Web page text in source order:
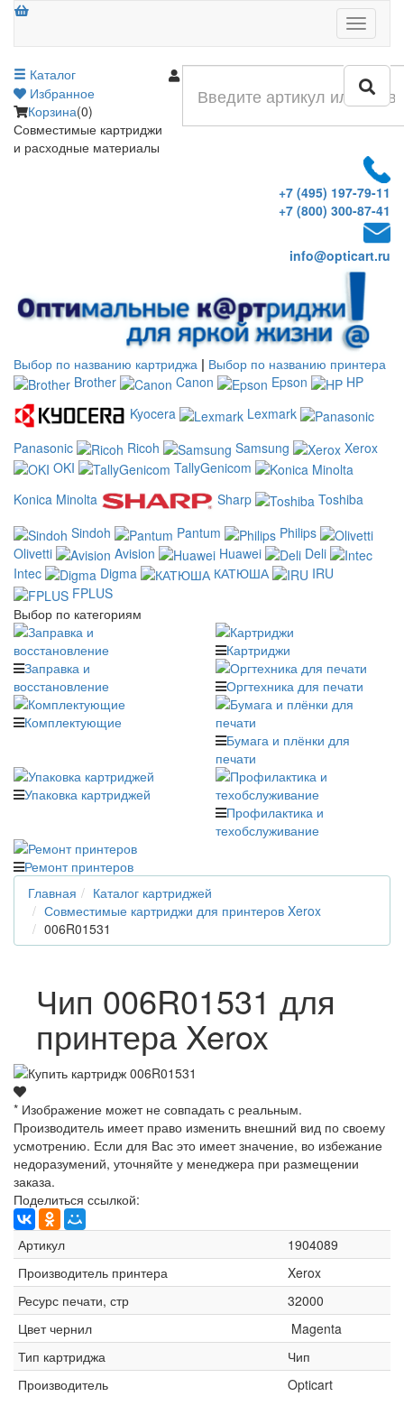
Меню
Каталог
Избранное
Корзина(0)
Совместимые картриджи
и расходные материалы
+7 (495) 197-79-11
+7 (800) 300-87-41
info@opticart.ru
Выбор по названию картриджа | Выбор по названию принтера
Brother
Canon Epson
HP
Kyocera
Lexmark
Panasonic
Ricoh Samsung
Xerox
OKI
TallyGenicom
Konica Minolta
Sharp
Toshiba
Sindoh
Pantum
Philips
Olivetti
Avision Huawei
Deli
Intec
Digma КАТЮША
IRU
FPLUS
Выбор по категориям
Заправка и
восстановление
Картриджи
Оргтехника для печати
Комплектующие
Бумага и плёнки для
печати
Упаковка картриджей
Профилактика и
техобслуживание
Ремонт принтеров
Главная
Каталог картриджей
Совместимые картриджи для принтеров Xerox
006R01531
Чип 006R01531 для
принтера Xerox
* Изображение может не совпадать с реальным.
Производитель имеет право изменить внешний вид по своему
усмотрению. Если для Вас это имеет значение, во избежание
недоразумений, уточняйте у менеджера при размещении
заказа.
Поделиться ссылкой:
Артикул
1904089
Производитель принтера
Xerox
Ресурс печати, стр
32000
Цвет чернил
Magenta
Тип картриджа
Чип
Производитель
Opticart